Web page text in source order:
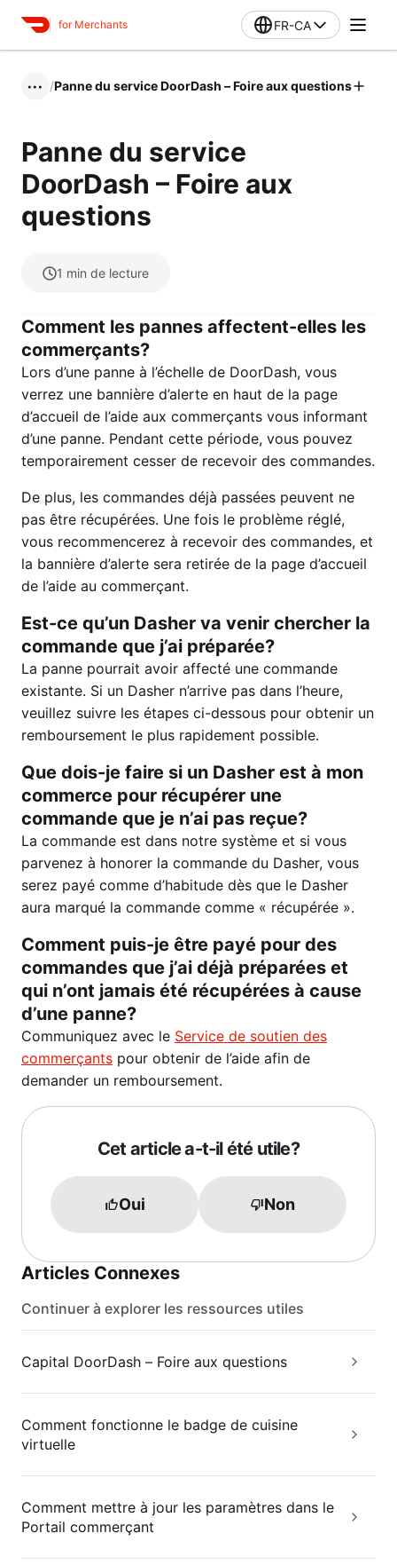
for Merchants FR-CA
••• /Panne du service DoorDash – Foire aux questions
Panne du service
DoorDash – Foire aux
questions
1 min de lecture
Comment les pannes affectent-elles les
commerçants?
Lors d’une panne à l’échelle de DoorDash, vous
verrez une bannière d’alerte en haut de la page
d’accueil de l’aide aux commerçants vous informant
d’une panne. Pendant cette période, vous pouvez
temporairement cesser de recevoir des commandes.
De plus, les commandes déjà passées peuvent ne
pas être récupérées. Une fois le problème réglé,
vous recommencerez à recevoir des commandes, et
la bannière d’alerte sera retirée de la page d’accueil
de l’aide au commerçant.
Est-ce qu’un Dasher va venir chercher la
commande que j’ai préparée?
La panne pourrait avoir affecté une commande
existante. Si un Dasher n’arrive pas dans l’heure,
veuillez suivre les étapes ci-dessous pour obtenir un
remboursement le plus rapidement possible.
Que dois-je faire si un Dasher est à mon
commerce pour récupérer une
commande que je n’ai pas reçue?
La commande est dans notre système et si vous
parvenez à honorer la commande du Dasher, vous
serez payé comme d’habitude dès que le Dasher
aura marqué la commande comme « récupérée ».
Comment puis-je être payé pour des
commandes que j’ai déjà préparées et
qui n’ont jamais été récupérées à cause
d’une panne?
Communiquez avec le Service de soutien des
commerçants pour obtenir de l’aide afin de
demander un remboursement.
Cet article a-t-il été utile?
Oui Non
Articles Connexes
Continuer à explorer les ressources utiles
Capital DoorDash – Foire aux questions
Comment fonctionne le badge de cuisine
virtuelle
Comment mettre à jour les paramètres dans le
Portail commerçant